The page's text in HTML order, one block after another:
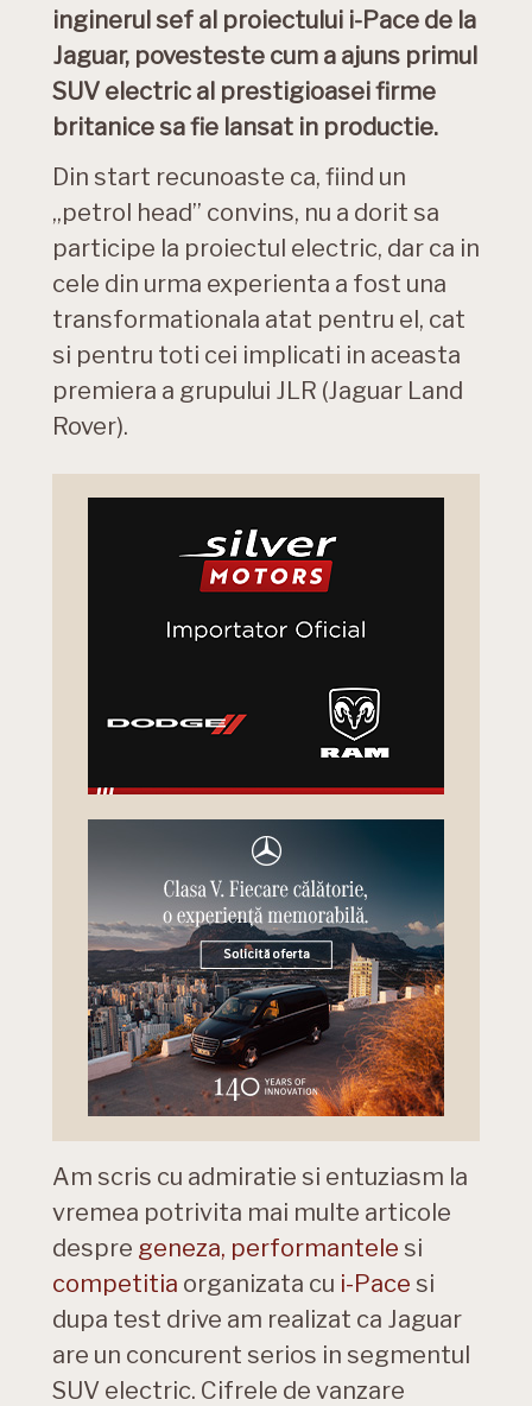
inginerul sef al proiectului i-Pace de la
Jaguar, povesteste cum a ajuns primul
SUV electric al prestigioasei firme
britanice sa fie lansat in productie.
Din start recunoaste ca, fiind un
„petrol head” convins, nu a dorit sa
participe la proiectul electric, dar ca in
cele din urma experienta a fost una
transformationala atat pentru el, cat
si pentru toti cei implicati in aceasta
premiera a grupului JLR (Jaguar Land
Rover).
Am scris cu admiratie si entuziasm la
vremea potrivita mai multe articole
despre geneza, performantele si
competitia organizata cu i-Pace si
dupa test drive am realizat ca Jaguar
are un concurent serios in segmentul
SUV electric. Cifrele de vanzare